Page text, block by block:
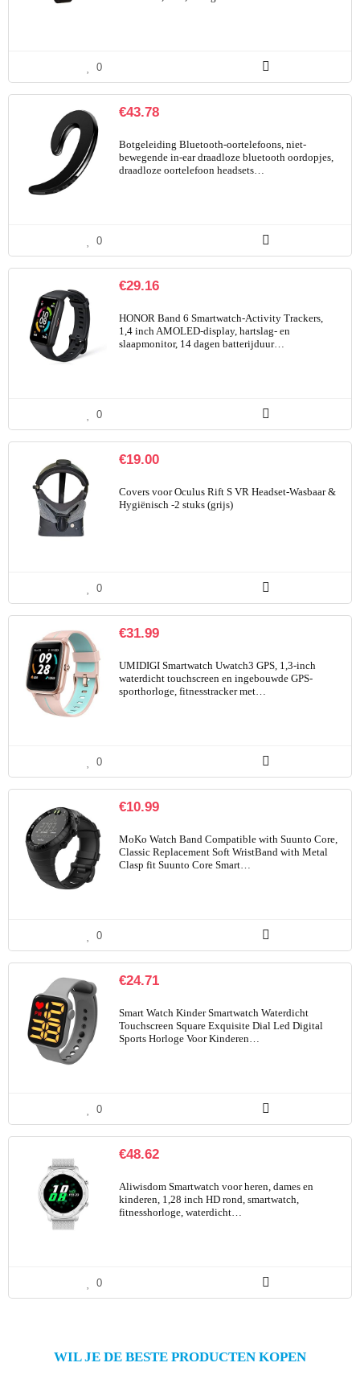
0
€43.78
Botgeleiding Bluetooth-oortelefoons, niet-
bewegende in-ear draadloze bluetooth oordopjes,
draadloze oortelefoon headsets…
0
€29.16
HONOR Band 6 Smartwatch-Activity Trackers,
1,4 inch AMOLED-display, hartslag- en
slaapmonitor, 14 dagen batterijduur…
0
€19.00
Covers voor Oculus Rift S VR Headset-Wasbaar &
Hygiënisch -2 stuks (grijs)
0
€31.99
UMIDIGI Smartwatch Uwatch3 GPS, 1,3-inch
waterdicht touchscreen en ingebouwde GPS-
sporthorloge, fitnesstracker met…
0
€10.99
MoKo Watch Band Compatible with Suunto Core,
Classic Replacement Soft WristBand with Metal
Clasp fit Suunto Core Smart…
0
€24.71
Smart Watch Kinder Smartwatch Waterdicht
Touchscreen Square Exquisite Dial Led Digital
Sports Horloge Voor Kinderen…
0
€48.62
Aliwisdom Smartwatch voor heren, dames en
kinderen, 1,28 inch HD rond, smartwatch,
fitnesshorloge, waterdicht…
0
WIL JE DE BESTE PRODUCTEN KOPEN